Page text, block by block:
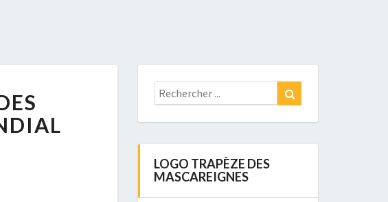
Rechercher
:
LOGO TRAPÈZE DES
MASCAREIGNES